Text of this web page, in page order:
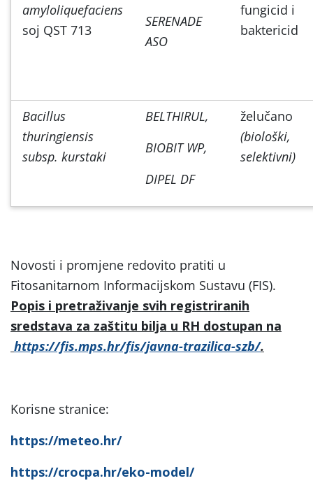
amyloliquefaciens
soj QST 713
SERENADE
ASO
fungicid i
baktericid
Bacillus
thuringiensis
subsp. kurstaki
BELTHIRUL,
BIOBIT WP,
DIPEL DF
želučano
(biološki,
selektivni)
Novosti i promjene redovito pratiti u
Fitosanitarnom Informacijskom Sustavu (FIS).
Popis i pretraživanje svih registriranih
sredstava za zaštitu bilja u RH dostupan na
https://fis.mps.hr/fis/javna-trazilica-szb/.
Korisne stranice:
https://meteo.hr/
https://crocpa.hr/eko-model/